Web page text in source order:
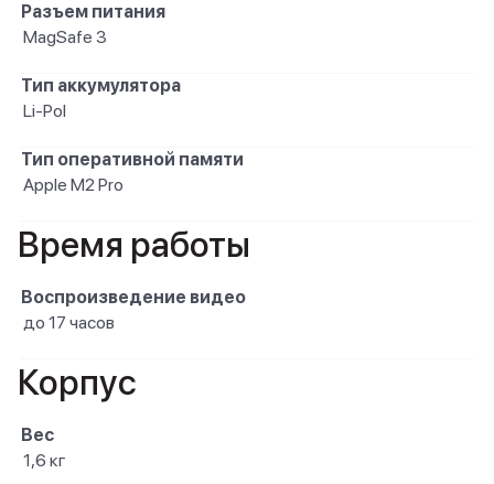
Разъем питания
MagSafe 3
Тип аккумулятора
Li-Pol
Тип оперативной памяти
Apple M2 Pro
Время работы
Воспроизведение видео
до 17 часов
Корпус
Вес
1,6 кг